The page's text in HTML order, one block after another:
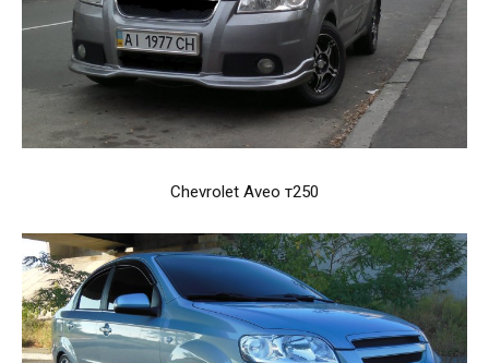
Chevrolet Aveo т250